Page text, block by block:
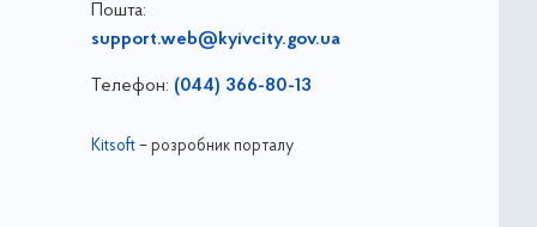
Пошта:
support.web@kyivcity.gov.ua
Телефон: (044) 366-80-13
Kitsoft– розробник порталу